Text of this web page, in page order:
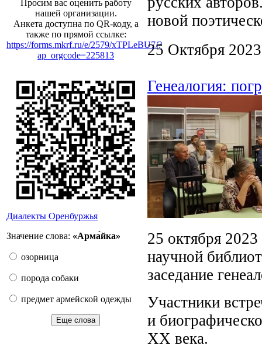
Просим вас оценить работу
нашей организации.
Анкета доступна по QR-коду, а
также по прямой ссылке:
https://forms.mkrf.ru/e/2579/xTPLeBU7/?
ap_orgcode=225813
Диалекты Оренбуржья
Значение слова: «Арма́йка»
озорница
порода собаки
предмет армейской одежды
Еще слова
новой
25 Октября 2023
Генеалогия:
25 октября
научной
заседание
Участники
и
XX века.